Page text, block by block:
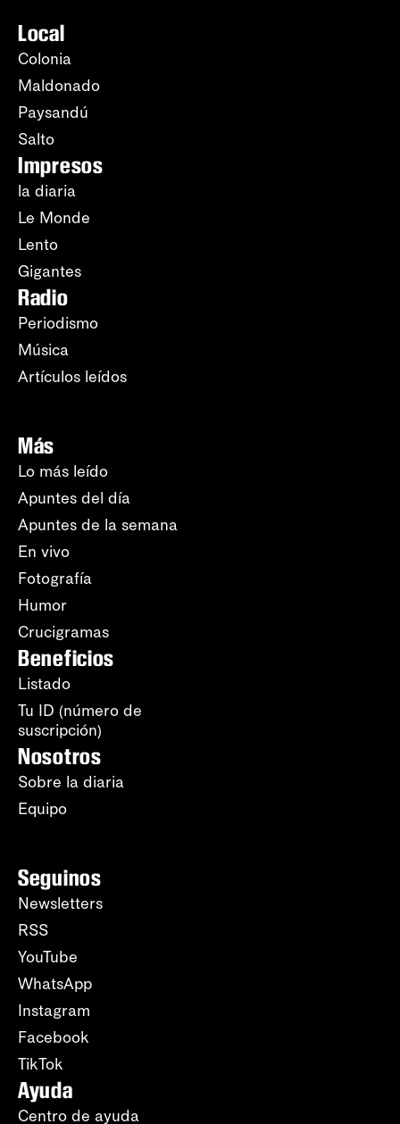
Local
Colonia
Maldonado
Paysandú
Salto
Impresos
la diaria
Le Monde
Lento
Gigantes
Radio
Periodismo
Música
Artículos leídos
Más
Lo más leído
Apuntes del día
Apuntes de la semana
En vivo
Fotografía
Humor
Crucigramas
Beneficios
Listado
Tu ID (número de
suscripción)
Nosotros
Sobre la diaria
Equipo
Seguinos
Newsletters
RSS
YouTube
WhatsApp
Instagram
Facebook
TikTok
Ayuda
Centro de ayuda